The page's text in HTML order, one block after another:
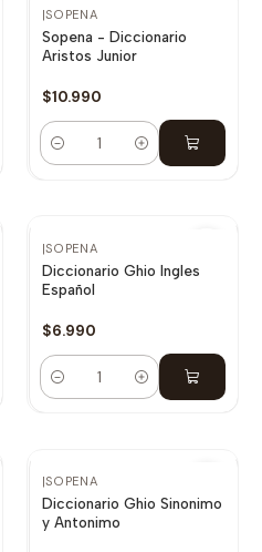
|SOPENA
Sopena - Diccionario
Aristos Junior
$10.990
Cantidad
|SOPENA
Diccionario Ghio Ingles
Español
$6.990
Cantidad
|SOPENA
Diccionario Ghio Sinonimo
y Antonimo